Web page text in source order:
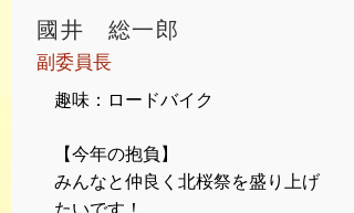
​國井 総一郎
​副委員長
趣味：ロードバイク
【今年の抱負】
みんなと仲良く北桜祭を盛り上げ
たいです！